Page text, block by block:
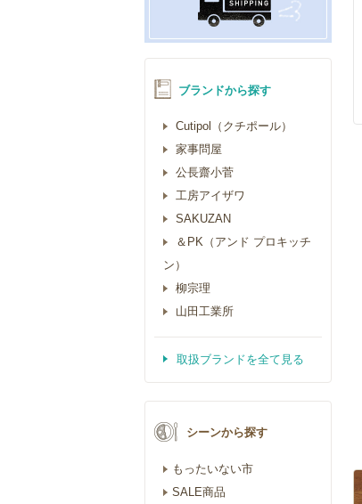
ブランドから探す
Cutipol（クチポール）
家事問屋
公長齋小菅
工房アイザワ
SAKUZAN
＆PK（アンド プロキッチ
ン）
柳宗理
山田工業所
取扱ブランドを全て見る
シーンから探す
もったいない市
SALE商品